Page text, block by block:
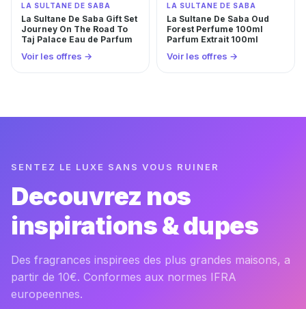
LA SULTANE DE SABA
La Sultane De Saba Gift Set
Journey On The Road To
Taj Palace Eau de Parfum
Voir les offres →
LA SULTANE DE SABA
La Sultane De Saba Oud
Forest Perfume 100ml
Parfum Extrait 100ml
Voir les offres →
SENTEZ LE LUXE SANS VOUS RUINER
Decouvrez nos
inspirations & dupes
Des fragrances inspirees des plus grandes maisons, a
partir de 10€. Conformes aux normes IFRA
europeennes.